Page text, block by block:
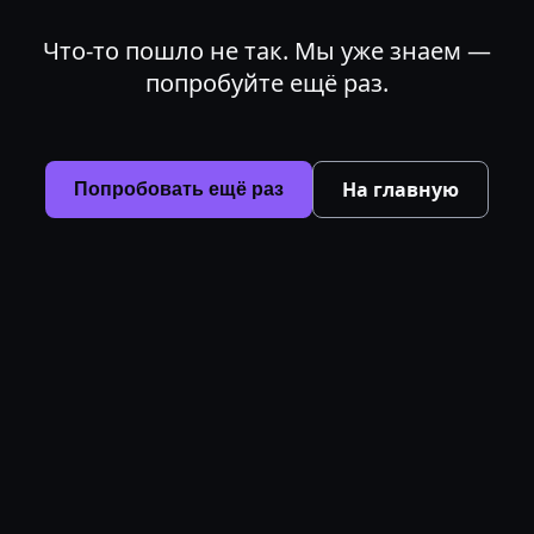
Что-то пошло не так. Мы уже знаем —
попробуйте ещё раз.
Попробовать ещё раз На главную